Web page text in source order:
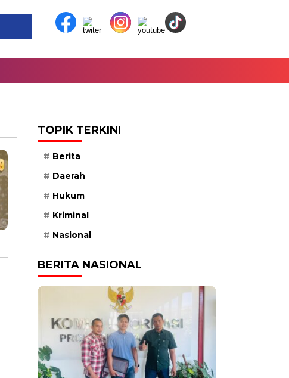
TOPIK TERKINI
Berita
Daerah
Hukum
Kriminal
Nasional
BERITA NASIONAL